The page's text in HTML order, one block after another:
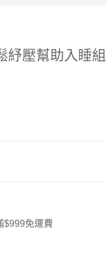
紓壓幫助入睡組
$999免運費